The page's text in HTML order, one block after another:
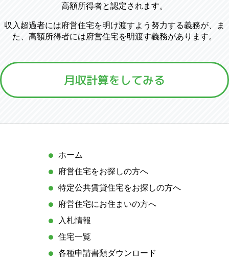
高額所得者と認定されます。
収入超過者には府営住宅を明け渡すよう努力する義務が、ま
た、高額所得者には府営住宅を明渡す義務があります。
月収計算をしてみる
サ
ト
マ
ホーム
府営住宅をお探しの方へ
特定公共賃貸住宅をお探しの方へ
府営住宅にお住まいの方へ
入札情報
住宅一覧
各種申請書類ダウンロード